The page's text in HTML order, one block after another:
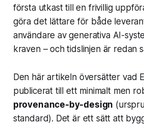
första utkast till en frivillig
göra det lättare för både
användare av generativa AI-
kraven – och tidslinjen är redan
Den här artikeln översätter vad
publicerat till ett minimalt men
provenance-by-design
standard). Det är ett sätt att